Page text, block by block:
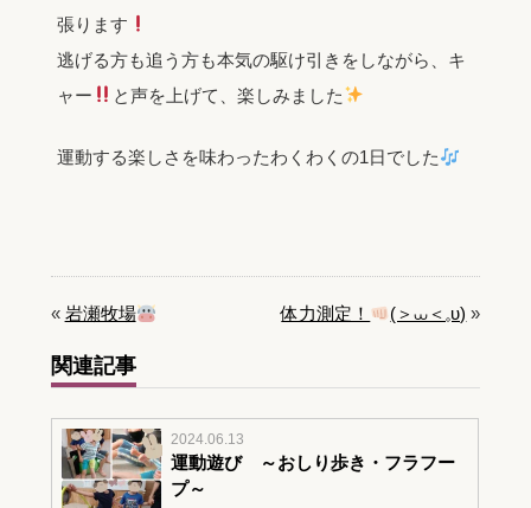
張ります
逃げる方も追う方も本気の駆け引きをしながら、キ
ャー
と声を上げて、楽しみました
運動する楽しさを味わったわくわくの1日でした
« 岩瀬牧場 体力測定！ (＞⩊＜𓈒ᴜ) »
関連記事
2024.06.13
運動遊び ～おしり歩き・フラフー
プ～